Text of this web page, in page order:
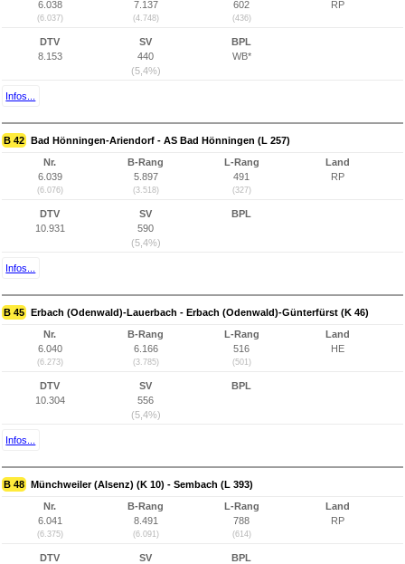
6.038
(6.037)
7.137
(4.748)
602
(436)
RP
DTV
8.153
SV
440
(5,4%)
BPL
WB*
Infos...
B 42 Bad Hönningen-Ariendorf - AS Bad Hönningen (L 257)
Nr.
6.039
(6.076)
B-Rang
5.897
(3.518)
L-Rang
491
(327)
Land
RP
DTV
10.931
SV
590
(5,4%)
BPL
Infos...
B 45 Erbach (Odenwald)-Lauerbach - Erbach (Odenwald)-Günterfürst (K 46)
Nr.
6.040
(6.273)
B-Rang
6.166
(3.785)
L-Rang
516
(501)
Land
HE
DTV
10.304
SV
556
(5,4%)
BPL
Infos...
B 48 Münchweiler (Alsenz) (K 10) - Sembach (L 393)
Nr.
6.041
(6.375)
B-Rang
8.491
(6.091)
L-Rang
788
(614)
Land
RP
DTV
SV
BPL